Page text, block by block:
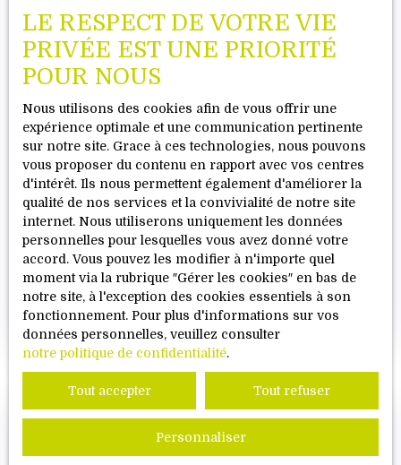
DÉTAIL D'UN ARTICLE
Lorem ipsum dolor sit amet, consectetur
adipiscing elit. Donec pharetra efficitur magna a
scelerisque. Donec non placerat orci. Etiam vel
arcu ac mi dignissim auctor. In vulputate nisi
lobortis leo consequat, ullamcorper pulvinar
tellus accumsan. In metus massa, vestibulum sit
amet urna in, vehicula malesuada metus.
Phasellus sed gravida neque. Quisque posuere
Pause café
Publié le 14/02/2024
LE RESPECT DE VOTRE VIE
PRIVÉE EST UNE PRIORITÉ
POUR NOUS
Nous utilisons des cookies afin de vous offrir une
expérience optimale et une communication pertinente
sur notre site. Grace à ces technologies, nous pouvons
vous proposer du contenu en rapport avec vos centres
d'intérêt. Ils nous permettent également d'améliorer la
qualité de nos services et la convivialité de notre site
internet. Nous utiliserons uniquement les données
personnelles pour lesquelles vous avez donné votre
accord. Vous pouvez les modifier à n'importe quel
moment via la rubrique ″Gérer les cookies″ en bas de
notre site, à l'exception des cookies essentiels à son
fonctionnement. Pour plus d'informations sur vos
données personnelles, veuillez consulter
notre politique de confidentialité.
Tout accepter Tout refuser
Personnaliser